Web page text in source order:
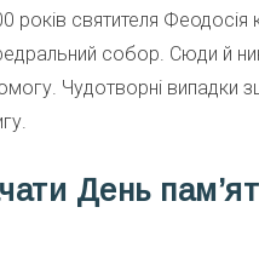
святителя Феодосія
собор. Сюди й
Чудотворні випадки
День